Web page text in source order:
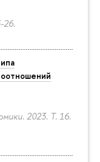
26.
2023. Т. 16.